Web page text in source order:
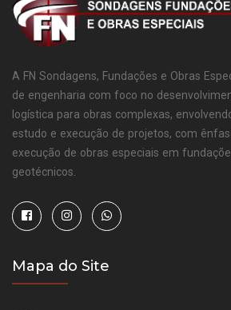
A FN Sondagens, Fundações e Obras
de engenharia com foco no
logística para obras complexas,
estudo e execução de projetos, com
execução de obras especiais em
geotécnicos.
Mapa do Site